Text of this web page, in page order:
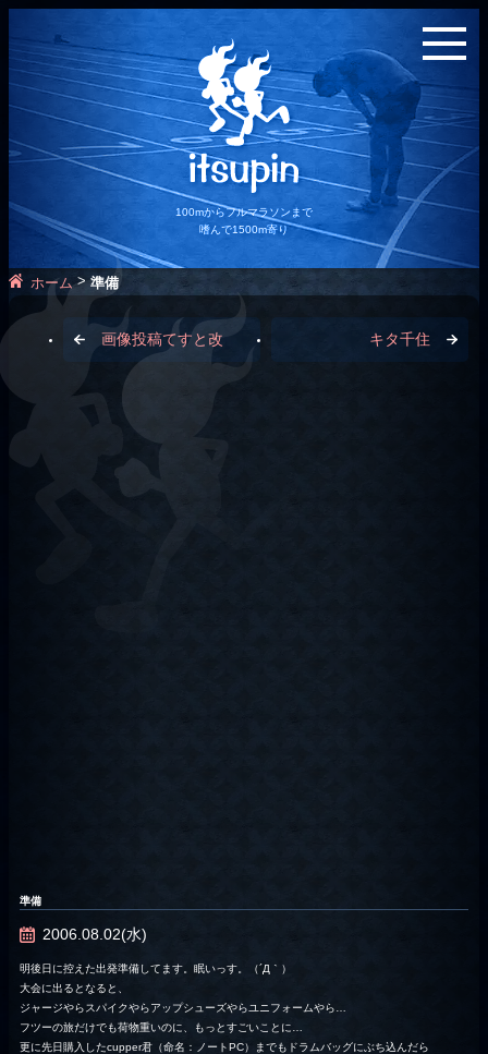
100mからフルマラソンまで
嗜んで1500m寄り
ホーム>準備
画像投稿てすと改 キタ千住
準備
2006.08.02(水)
明後日に控えた出発準備してます。眠いっす。（´Д｀）
大会に出るとなると、
ジャージやらスパイクやらアップシューズやらユニフォームやら…
フツーの旅だけでも荷物重いのに、もっとすごいことに…
更に先日購入したcupper君（命名：ノートPC）までもドラムバッグにぶち込んだら